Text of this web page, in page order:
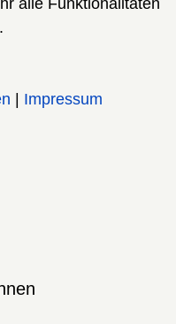
alle Funktionalitäten
Impressum